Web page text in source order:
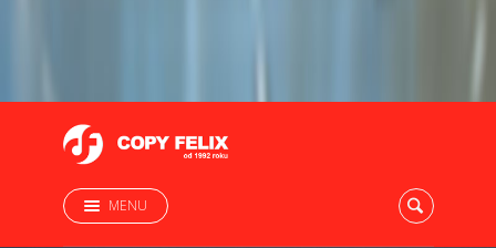
MENU